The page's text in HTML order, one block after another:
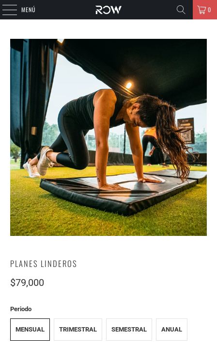
MENÚ 0
PLANES LINDEROS
$79,000
Periodo
MENSUAL TRIMESTRAL SEMESTRAL ANUAL